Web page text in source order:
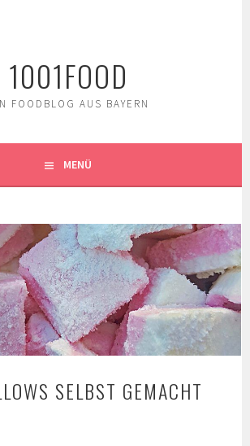
1001FOOD
FOODBLOG AUS BAYERN
MENÜ
SELBST GEMACHT